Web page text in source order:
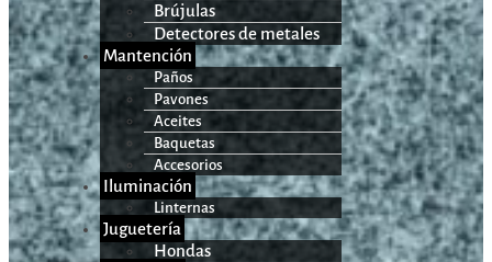
Brújulas
Detectores de metales
Mantención
Paños
Pavones
Aceites
Baquetas
Accesorios
Iluminación
Linternas
Juguetería
Hondas